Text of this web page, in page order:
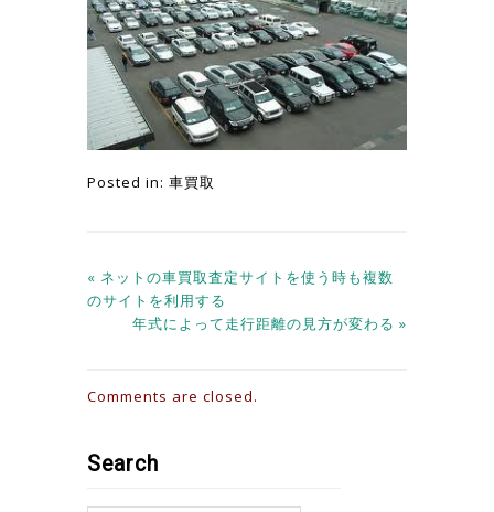
Posted in: 車買取
« ネットの車買取査定サイトを使う時も複数
のサイトを利用する
年式によって走行距離の見方が変わる »
Comments are closed.
Search